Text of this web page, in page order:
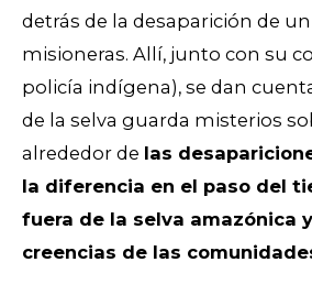
detrás de la desaparición de
misioneras. Allí, junto con su
policía indígena), se dan
de la selva guarda misterios
alrededor de las
la diferencia en el paso del
fuera de la selva amazónica
creencias de las